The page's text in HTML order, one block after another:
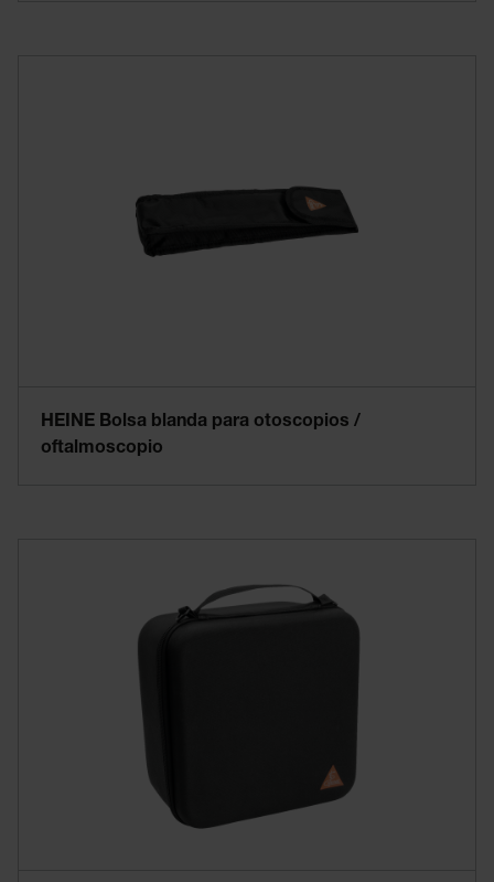
HEINE Bolsa blanda para otoscopios /
oftalmoscopio